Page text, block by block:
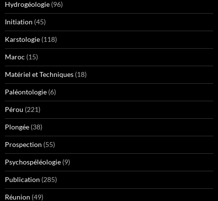
Hydrogéologie (96)
Initiation (45)
Karstologie (118)
Maroc (15)
Matériel et Techniques (18)
Paléontologie (6)
Pérou (221)
Plongée (38)
Prospection (55)
Psychospéléologie (9)
Publication (285)
Réunion (49)